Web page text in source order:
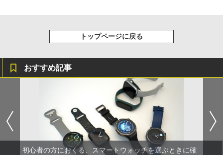
トップページに戻る
おすすめ記事
初心者の方におくる、スマートウォッチを選ぶときに確